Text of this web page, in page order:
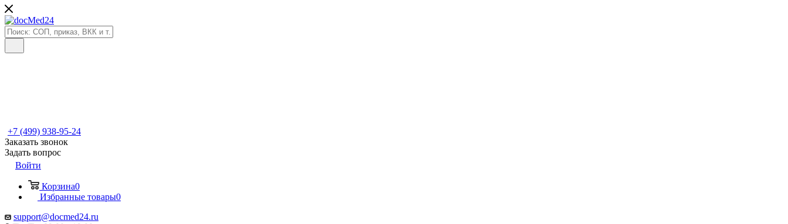
+7 (499) 938-95-24
Заказать звонок
Задать вопрос
Войти
Корзина0
Избранные товары0
support@docmed24.ru